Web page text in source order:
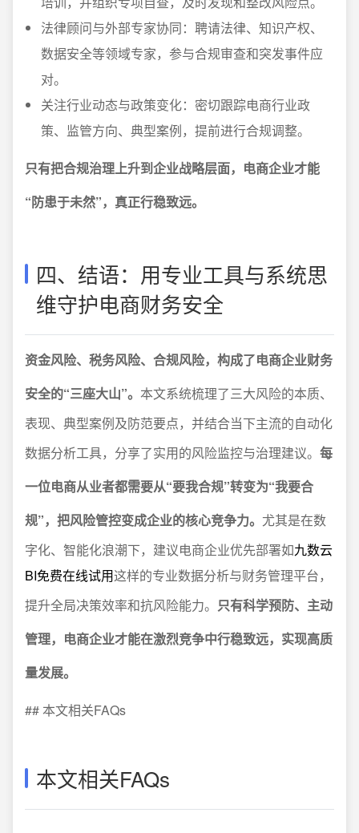
法律顾问与外部专家协同：聘请法律、知识产权、
数据安全等领域专家，参与合规审查和突发事件应
对。
关注行业动态与政策变化：密切跟踪电商行业政
策、监管方向、典型案例，提前进行合规调整。
只有把合规治理上升到企业战略层面，电商企业才能
“防患于未然”，真正行稳致远。
四、结语：用专业工具与系统思
维守护电商财务安全
资金风险、税务风险、合规风险，构成了电商企业财务
安全的“三座大山”。 本文系统梳理了三大风险的本质、
表现、典型案例及防范要点，并结合当下主流的自动化
数据分析工具，分享了实用的风险监控与治理建议。 每
一位电商从业者都需要从“要我合规”转变为“我要合
规”，把风险管控变成企业的核心竞争力。 尤其是在数
字化、智能化浪潮下，建议电商企业优先部署如九数云
BI免费在线试用这样的专业数据分析与财务管理平台，
提升全局决策效率和抗风险能力。 只有科学预防、主动
管理，电商企业才能在激烈竞争中行稳致远，实现高质
量发展。
## 本文相关FAQs
本文相关FAQs